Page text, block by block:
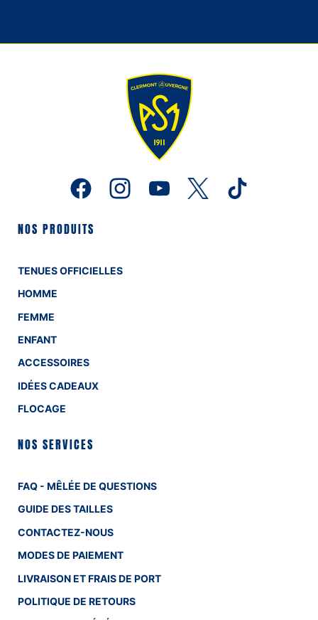
NOS PRODUITS
TENUES OFFICIELLES
HOMME
FEMME
ENFANT
ACCESSOIRES
IDÉES CADEAUX
FLOCAGE
NOS SERVICES
FAQ - MÊLÉE DE QUESTIONS
GUIDE DES TAILLES
CONTACTEZ-NOUS
MODES DE PAIEMENT
LIVRAISON ET FRAIS DE PORT
POLITIQUE DE RETOURS